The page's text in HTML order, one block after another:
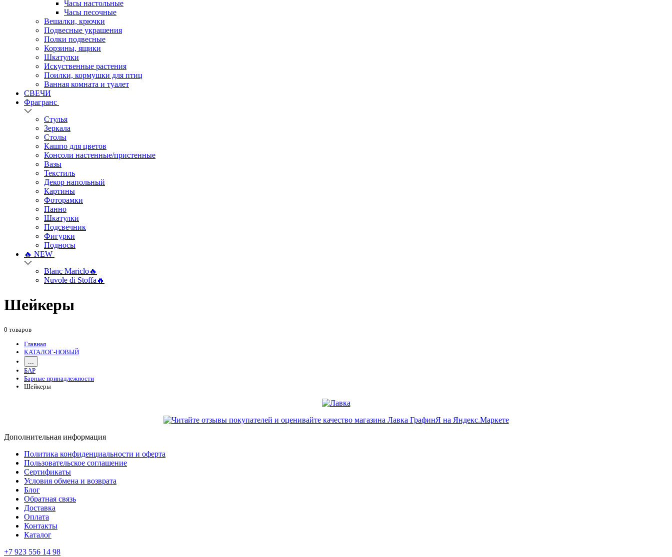
Часы настольные
Часы песочные
Вешалки, крючки
Подвесные украшения
Полки подвесные
Корзины, ящики
Шкатулки
Искуственные растения
Поилки, кормушки для птиц
Ванная комната и туалет
СВЕЧИ
Фрагранс
Стулья
Зеркала
Столы
Кашпо для цветов
Консоли настенные/пристенные
Вазы
Текстиль
Декор напольный
Картины
Фоторамки
Панно
Шкатулки
Подсвечник
Фигурки
Подносы
🔥 NEW
Blanc Mariclo🔥
Nuvole di Stoffa🔥
Шейкеры
0 товаров
Главная
КАТАЛОГ-НОВЫЙ
...
БАР
Барные принадлежности
Шейкеры
Дополнительная информация
Политика конфиденциальности и оферта
Пользовательское соглашение
Сертификаты
Условия обмена и возврата
Блог
Обратная связь
Доставка
Оплата
Контакты
Каталог
+7 923 556 14 98